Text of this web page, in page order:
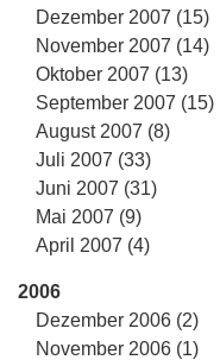
Dezember 2007 (15)
November 2007 (14)
Oktober 2007 (13)
September 2007 (15)
August 2007 (8)
Juli 2007 (33)
Juni 2007 (31)
Mai 2007 (9)
April 2007 (4)
2006
Dezember 2006 (2)
November 2006 (1)